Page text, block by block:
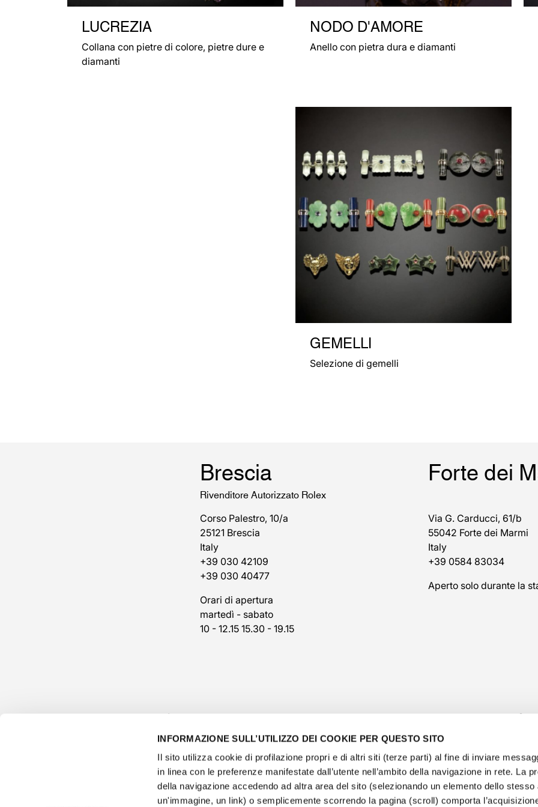
INFORMAZIONE SULL’UTILIZZO DEI COOKIE PER QUESTO SITO
Il sito utilizza cookie di profilazione propri e di altri siti (terze parti) al fine di inviare
in linea con le preferenze manifestate dall’utente nell’ambito della navigazione in rete. La
della navigazione accedendo ad altra area del sito (selezionando un elemento dello stesso
un'immagine, un link) o semplicemente scorrendo la pagina (scroll) comporta
LUCREZIA
Collana con pietre di colore, pietre dure e
diamanti
NODO D'AMORE
Anello con pietra dura e diamanti
GEMELLI
Selezione di gemelli
Brescia
Rivenditore Autorizzato Rolex
Corso Palestro, 10/a
25121 Brescia
Italy
+39 030 42109
+39 030 40477
Orari di apertura
martedì - sabato
10 - 12.15 15.30 - 19.15
Forte dei
Via G. Carducci, 61/b
55042 Forte dei Marmi
Italy
+39 0584 83034
Aperto solo durante la
@veschetti1949-@veschettiboutique